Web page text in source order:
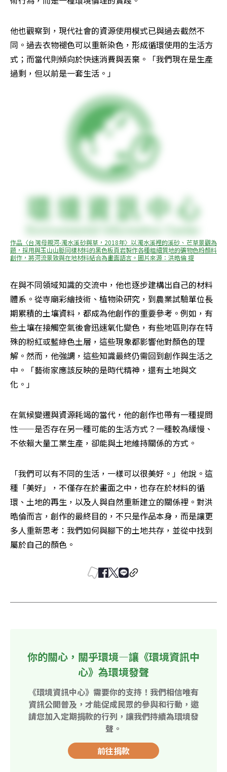
他也觀察到，現代社會的資源使用模式已與過去截然不
同。過去衣物褪色可以重新染色，形成循環使用的生活方
式；而當代則傾向於快速消費與丟棄。「我們現在是生產
過剩，但以前是一套生活。」
作品〈台灣母親河-濁水溪砂與草，2018年〉以濁水溪裡的溪砂、芒草景觀為
題，採用與玉山山脈同樣材料的黑色板頁岩製作各種粗細質地的礦物色粉顏料
創作，將河流景致與在地材料結合為畫面語言。圖片來源：洪晧倫 提
在與不同領域知識的交流中，他也逐步建構出自己的材料
體系。從寺廟彩繪技術、植物染研究，到農業試驗單位長
期累積的土壤資料，都成為他創作的重要參考。例如，有
些土壤在接觸空氣後會迅速氧化變色，有些地區則存在特
殊的粉紅或藍綠色土層，這些現象都影響他對顏色的理
解。然而，他強調，這些知識最終仍需回到創作與生活之
中。「藝術家應該反映的是時代精神，還有土地與文
化。」
在氣候變遷與資源耗竭的當代，他的創作也帶有一種提問
性——是否存在另一種可能的生活方式？一種較為緩慢、
不依賴大量工業生產，卻能與土地維持關係的方式。
「我們可以有不同的生活，一樣可以很美好。」他說。這
種「美好」，不僅存在於畫面之中，也存在於材料的循
環、土地的再生，以及人與自然重新建立的關係裡。對洪
晧倫而言，創作的最終目的，不只是作品本身，而是讓更
多人重新思考：我們如何與腳下的土地共存，並從中找到
屬於自己的顏色。
你的關心，關乎環境—讓《環境資訊中
心》為環境發聲
《環境資訊中心》需要你的支持！我們相信唯有
資訊公開普及，才能促成民眾的參與和行動，邀
請您加入定期捐款的行列，讓我們持續為環境發
聲。
前往捐款